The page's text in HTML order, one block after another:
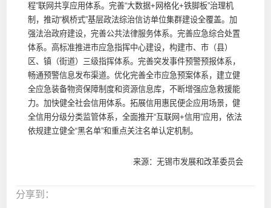
程”联网共享应用体系。完善“大数据+网格化+铁脚板”治理机
制，推动“枫桥式”基层政法综治信访单位集群建设全覆盖。加
强法治政府建设，完善公共法律服务体系。完善应急综合处置
体系。高标准推进市应急指挥中心建设，构建市、市（县）
区、镇（街道）三级指挥体系。完善突发事件预警预报体系，
畅通预警信息发布渠道。优化完善全市应急预案体系，建立健
全应急装备物资保障制度和资源信息库，不断增强应急救援能
力。加快健全社会信用体系。拓展信用惠民便企应用场景，健
全信用分级分类监管体系，全面推开“互联网+信用”应用，依法
依规建立健全“黑名单”和重点关注名单认定机制。
来源：无锡市发展和改革委员会
分享到：